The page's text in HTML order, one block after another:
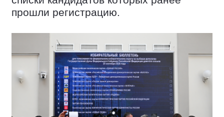
прошли регистрацию.